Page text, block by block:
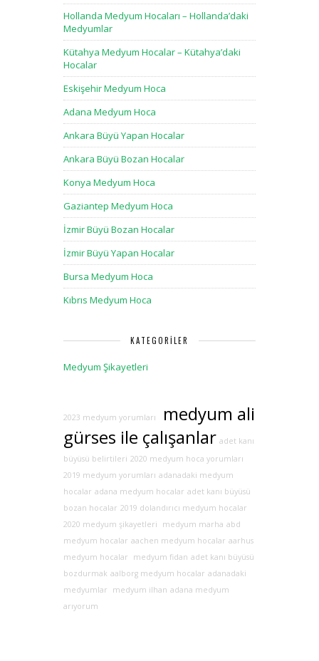
Hollanda Medyum Hocaları – Hollanda’daki
Medyumlar
Kütahya Medyum Hocalar – Kütahya’daki
Hocalar
Eskişehir Medyum Hoca
Adana Medyum Hoca
Ankara Büyü Yapan Hocalar
Ankara Büyü Bozan Hocalar
Konya Medyum Hoca
Gaziantep Medyum Hoca
İzmir Büyü Bozan Hocalar
İzmir Büyü Yapan Hocalar
Bursa Medyum Hoca
Kıbrıs Medyum Hoca
KATEGORILER
Medyum Şikayetleri
2023 medyum yorumları
medyum ali
gürses ile çalışanlar adet kanı
büyüsü belirtileri 2020 medyum hoca yorumları
2019 medyum yorumları adanadaki medyum
hocalar adana medyum hocalar adet kanı büyüsü
bozan hocalar 2019 dolandırıcı medyum hocalar
2020 medyum şikayetleri
medyum marha abd
medyum hocalar aachen medyum hocalar aarhus
medyum hocalar
medyum fidan adet kanı büyüsü
bozdurmak aalborg medyum hocalar adanadaki
medyumlar
medyum ilhan adana medyum
arıyorum